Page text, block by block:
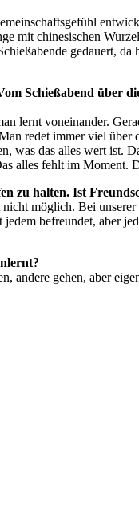
mit chinesischen
gedauert,
Schießabend über
lernt voneinander.
redet immer viel
was das alles wert ist.
alles fehlt im Moment.
zu halten. Ist
möglich. Bei
befreundet, aber
andere gehen, aber